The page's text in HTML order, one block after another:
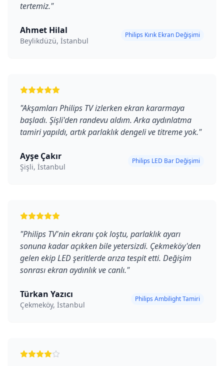
tertemiz."
Ahmet Hilal
Beylikdüzü, İstanbul
Philips Kırık Ekran Değişimi
"Akşamları Philips TV izlerken ekran kararmaya
başladı. Şişli'den randevu aldım. Arka aydınlatma
tamiri yapıldı, artık parlaklık dengeli ve titreme yok."
Ayşe Çakır
Şişli, İstanbul
Philips LED Bar Değişimi
"Philips TV'nin ekranı çok loştu, parlaklık ayarı
sonuna kadar açıkken bile yetersizdi. Çekmeköy'den
gelen ekip LED şeritlerde arıza tespit etti. Değişim
sonrası ekran aydınlık ve canlı."
Türkan Yazıcı
Çekmeköy, İstanbul
Philips Ambilight Tamiri